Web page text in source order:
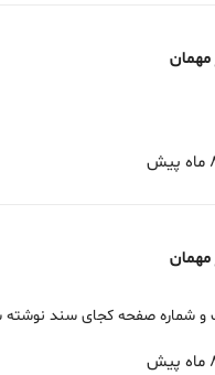
مهمان
مهمان
و شماره صفحه کجای سند